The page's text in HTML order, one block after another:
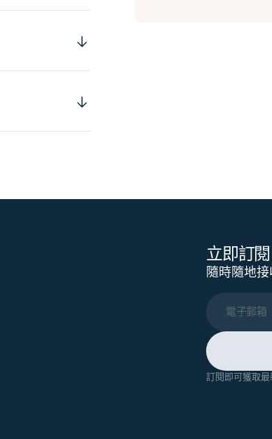
立即訂閱
隨時隨地
電子郵箱
訂閱即可獲取